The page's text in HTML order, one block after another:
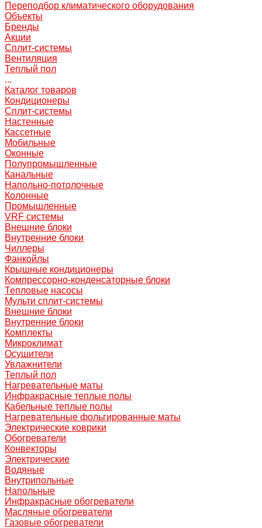
Переподбор климатического оборудования
Объекты
Бренды
Акции
Сплит-системы
Вентиляция
Теплый пол
...
Каталог товаров
Кондиционеры
Сплит-системы
Настенные
Кассетные
Мобильные
Оконные
Полупромышленные
Канальные
Напольно-потолочные
Колонные
Промышленные
VRF системы
Внешние блоки
Внутренние блоки
Чиллеры
Фанкойлы
Крышные кондиционеры
Компрессорно-конденсаторные блоки
Тепловые насосы
Мульти сплит-системы
Внешние блоки
Внутренние блоки
Комплекты
Микроклимат
Осушители
Увлажнители
Теплый пол
Нагревательные маты
Инфракрасные теплые полы
Кабельные теплые полы
Нагревательные фольгированные маты
Электрические коврики
Обогреватели
Конвекторы
Электрические
Водяные
Внутрипольные
Напольные
Инфракрасные обогреватели
Масляные обогреватели
Газовые обогреватели